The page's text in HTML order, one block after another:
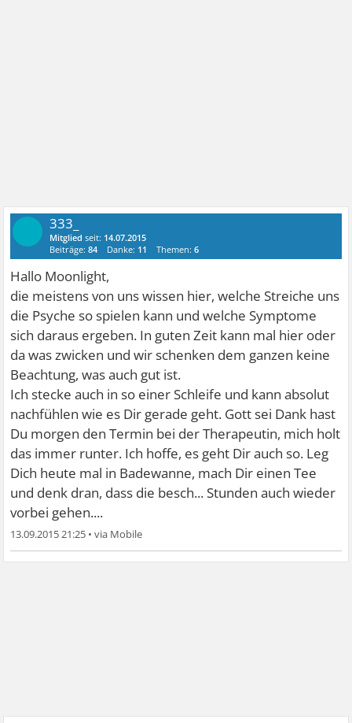
333_
Mitglied seit: 14.07.2015
Beiträge:84 Danke: 11 Themen:6
Hallo Moonlight,
die meistens von uns wissen hier, welche Streiche uns
die Psyche so spielen kann und welche Symptome
sich daraus ergeben. In guten Zeit kann mal hier oder
da was zwicken und wir schenken dem ganzen keine
Beachtung, was auch gut ist.
Ich stecke auch in so einer Schleife und kann absolut
nachfühlen wie es Dir gerade geht. Gott sei Dank hast
Du morgen den Termin bei der Therapeutin, mich holt
das immer runter. Ich hoffe, es geht Dir auch so. Leg
Dich heute mal in Badewanne, mach Dir einen Tee
und denk dran, dass die besch... Stunden auch wieder
vorbei gehen....
13.09.2015 21:25 •